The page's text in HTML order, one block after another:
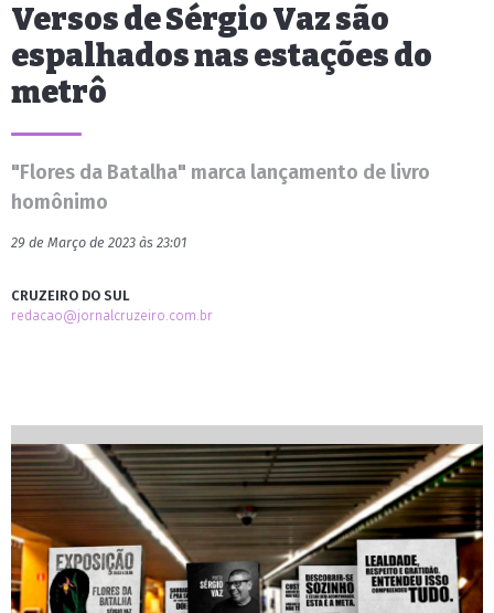
Versos de Sérgio Vaz são
espalhados nas estações do
metrô
"Flores da Batalha" marca lançamento de livro
homônimo
29 de Março de 2023 às 23:01
CRUZEIRO DO SUL
redacao@jornalcruzeiro.com.br